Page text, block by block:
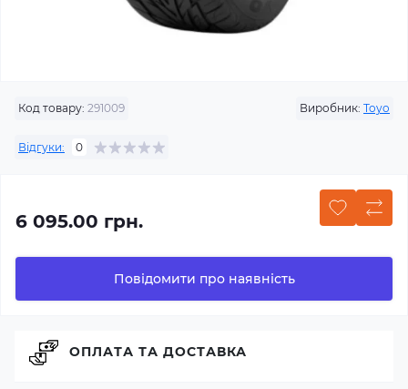
Код товару: 291009 Виробник: Toyo
Відгуки: 0
6 095.00 грн.
Повідомити про наявність
ОПЛАТА ТА ДОСТАВКА